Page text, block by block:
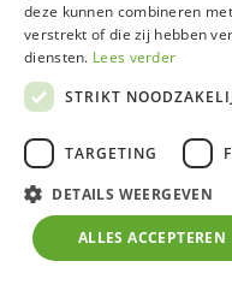
deze kunnen combineren
verstrekt of die zij hebben
diensten. Lees verder
STRIKT
TARGETING
DETAILS WEERGEVEN
ALLES ACCEPTEREN